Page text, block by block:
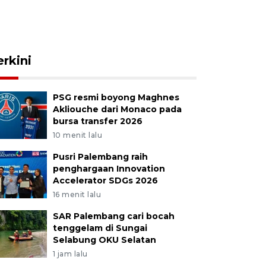
PSG resmi boyong Maghnes
Akliouche dari Monaco pada
bursa transfer 2026
10 menit lalu
Pusri Palembang raih
penghargaan Innovation
Accelerator SDGs 2026
16 menit lalu
SAR Palembang cari bocah
tenggelam di Sungai
Selabung OKU Selatan
1 jam lalu